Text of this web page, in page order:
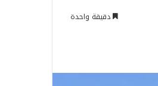
دقيقة واحدة